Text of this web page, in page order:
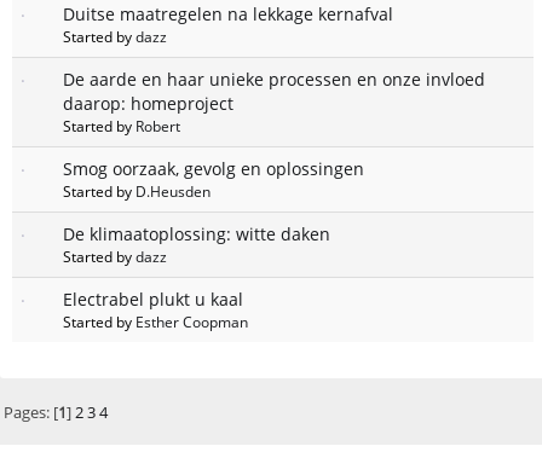
Duitse maatregelen na lekkage kernafval
Started bydazz
De aarde en haar unieke processen en onze invloed
daarop: homeproject
Started by Robert
Smog oorzaak, gevolg en oplossingen
Started by D.Heusden
De klimaatoplossing: witte daken
Started bydazz
Electrabel plukt u kaal
Started by Esther Coopman
Pages: [1]2 3 4